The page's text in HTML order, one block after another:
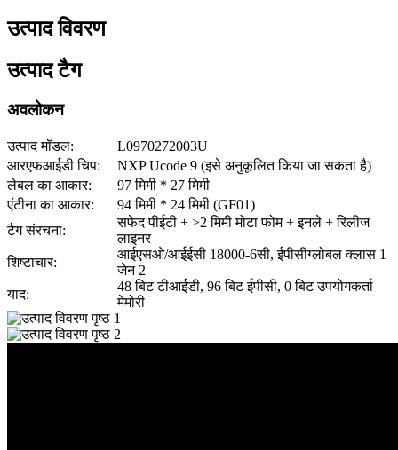
उत्पाद विवरण
उत्पाद टैग
अवलोकन
उत्पाद मॉडल:
L0970272003U
आरएफआईडी चिप:
NXP Ucode 9 (इसे अनुकूलित किया जा सकता है)
लेबल का आकार:
97 मिमी * 27 मिमी
एंटीना का आकार:
94 मिमी * 24 मिमी (GF01)
टैग संरचना:
सफेद पीईटी + >2 मिमी मोटा फोम + इनले + रिलीज
लाइनर
शिष्टाचार:
आईएसओ/आईईसी 18000-6सी, ईपीसीग्लोबल क्लास 1
जेन 2
याद:
48 बिट टीआईडी, 96 बिट ईपीसी, 0 बिट उपयोगकर्ता
मेमोरी